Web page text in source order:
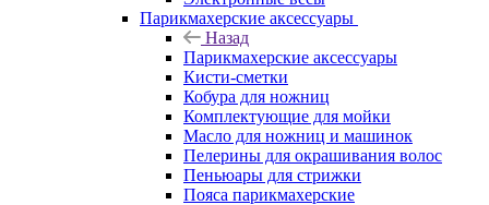
Парикмахерские аксессуары
Назад
Парикмахерские аксессуары
Кисти-сметки
Кобура для ножниц
Комплектующие для мойки
Масло для ножниц и машинок
Пелерины для окрашивания волос
Пеньюары для стрижки
Пояса парикмахерские